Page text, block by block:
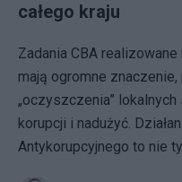
całego kraju
Zadania CBA
mają ogromne
„oczyszczenia” lokalnych
korupcji i nadużyć.
Antykorupcyjnego to nie